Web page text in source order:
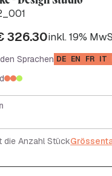
326.30inkl. 19%
Sprachen DE EN FR IT
die Anzahl Stück